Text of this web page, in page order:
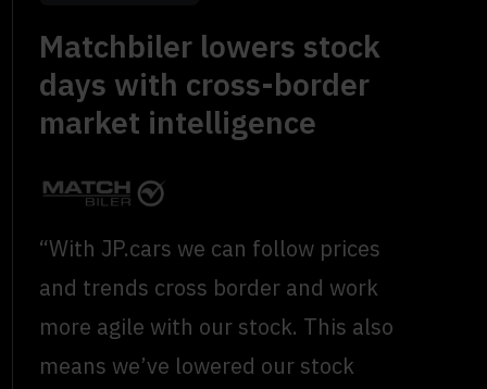
Matchbiler lowers stock
days with cross-border
market intelligence
“With JP.cars we can follow prices
and trends cross border and work
more agile with our stock. This also
means we’ve lowered our stock